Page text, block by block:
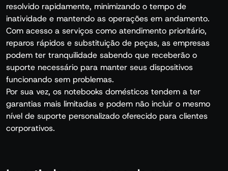
resolvido rapidamente, minimizando o tempo de
inatividade e mantendo as operações em andamento.
Com acesso a serviços como atendimento prioritário,
reparos rápidos e substituição de peças, as empresas
podem ter tranquilidade sabendo que receberão o
suporte necessário para manter seus dispositivos
funcionando sem problemas.
Por sua vez, os notebooks domésticos tendem a ter
garantias mais limitadas e podem não incluir o mesmo
nível de suporte personalizado oferecido para clientes
corporativos.